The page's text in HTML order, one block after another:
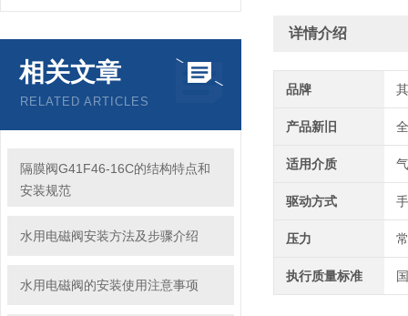
相关文章
RELATED ARTICLES
隔膜阀G41F46-16C的结构特点和
安装规范
水用电磁阀安装方法及步骤介绍
水用电磁阀的安装使用注意事项
详情介绍
品牌
产品新旧
适用介质
驱动方式
压力
执行质量标准